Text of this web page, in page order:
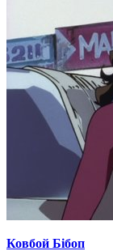
Ковбой Бібоп